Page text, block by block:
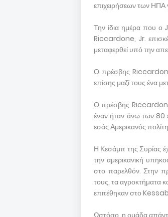
επιχειρήσεων των ΗΠΑ
Την ίδια ημέρα που
Riccardone, Jr.
μεταφερθεί υπό την
Ο πρέσβης Riccardone
επίσης μαζί τους ένα
Ο πρέσβης Riccardone
έναν ήταν άνω των 80
εσάς Αμερικανός
Η Κεσάμπ της Συρίας
την αμερικανική
στο παρελθόν. Στην
τους, τα αγροκτήματα
επιτέθηκαν στο
Ωστόσο, η ομάδα